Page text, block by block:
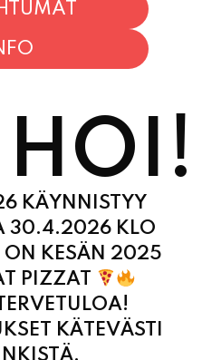
KÄYNNISTYY
30.4.2026 KLO
ON KESÄN 2025
PIZZAT
KÄTEVÄSTI